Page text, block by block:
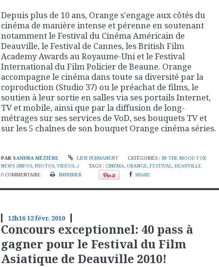
Depuis plus de 10 ans, Orange s'engage aux côtés du
cinéma de manière intense et pérenne en soutenant
notamment le Festival du Cinéma Américain de
Deauville, le Festival de Cannes, les British Film
Academy Awards au Royaume-Uni et le Festival
International du Film Policier de Beaune. Orange
accompagne le cinéma dans toute sa diversité par la
coproduction (Studio 37) ou le préachat de films, le
soutien à leur sortie en salles via ses portails Internet,
TV et mobile, ainsi que par la diffusion de long-
métrages sur ses services de VoD, ses bouquets TV et
sur les 5 chaînes de son bouquet Orange cinéma séries.
PAR SANDRA MÉZIÈRE LIEN PERMANENT CATÉGORIES :IN THE MOOD FOR
NEWS (INFOS, PHOTOS, VIDÉOS...)
TAGS : CINÉMA, ORANGE,FESTIVAL,DEAUVILLE
0 COMMENTAIRE IMPRIMER SHARE
12h1612févr. 2010
Concours exceptionnel: 40 pass à
gagner pour le Festival du Film
Asiatique de Deauville 2010!